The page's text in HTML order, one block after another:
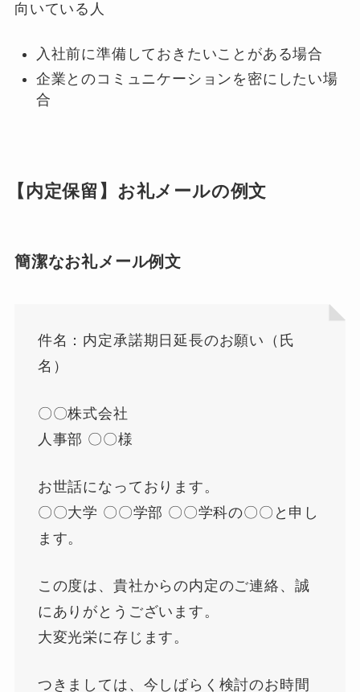
向いている人
入社前に準備しておきたいことがある場合
企業とのコミュニケーションを密にしたい場
合
【内定保留】お礼メールの例文
簡潔なお礼メール例文
件名：内定承諾期日延長のお願い（氏
名）
〇〇株式会社
人事部 〇〇様
お世話になっております。
〇〇大学 〇〇学部 〇〇学科の〇〇と申し
ます。
この度は、貴社からの内定のご連絡、誠
にありがとうございます。
大変光栄に存じます。
つきましては、今しばらく検討のお時間